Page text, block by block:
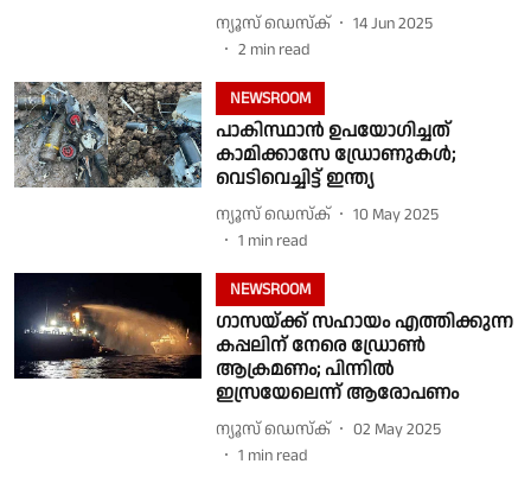
ന്യൂസ് ഡെസ്ക്
14 Jun 2025
2 min read
NEWSROOM
പാകിസ്ഥാന്‍ ഉപയോഗിച്ചത്
കാമിക്കാസേ ഡ്രോണുകൾ;
വെടിവെച്ചിട്ട് ഇന്ത്യ
ന്യൂസ് ഡെസ്ക്
10 May 2025
1 min read
NEWSROOM
ഗാസയ്ക്ക് സഹായം എത്തിക്കുന്ന
കപ്പലിന് നേരെ ഡ്രോണ്‍
ആക്രമണം; പിന്നില്‍
ഇസ്രയേലെന്ന് ആരോപണം
ന്യൂസ് ഡെസ്ക്
02 May 2025
1 min read